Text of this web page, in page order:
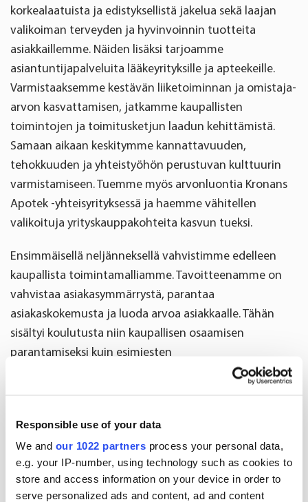
Responsible use of your data
We and our 1022 partners process your personal data,
e.g. your IP-number, using technology such as cookies to
store and access information on your device in order to
serve personalized ads and content, ad and content
korkealaatuista ja edistyksellistä jakelua sekä laajan
valikoiman terveyden ja hyvinvoinnin tuotteita
asiakkaillemme. Näiden lisäksi tarjoamme
asiantuntijapalveluita lääkeyrityksille ja apteekeille.
Varmistaaksemme kestävän liiketoiminnan ja omistaja-
arvon kasvattamisen, jatkamme kaupallisten
toimintojen ja toimitusketjun laadun kehittämistä.
Samaan aikaan keskitymme kannattavuuden,
tehokkuuden ja yhteistyöhön perustuvan kulttuurin
varmistamiseen. Tuemme myös arvonluontia Kronans
Apotek -yhteisyrityksessä ja haemme vähitellen
valikoituja yrityskauppakohteita kasvun tueksi.
Ensimmäisellä neljänneksellä vahvistimme edelleen
kaupallista toimintamalliamme. Tavoitteenamme on
vahvistaa asiakasymmärrystä, parantaa
asiakaskokemusta ja luoda arvoa asiakkaalle. Tähän
sisältyi koulutusta niin kaupallisen osaamisen
parantamiseksi kuin esimiesten
muutoksenhallintavalmiuksien kehittämiseksi. Kaudella
toimitusketjun tehostaminen jatkui
yksinkertaistamalla prosesseja ja parantamalla
kysynnän suunnittelua. Toinen tärkeä toimenpide oli
tietojärjestelmien turvan parantaminen erityisesti